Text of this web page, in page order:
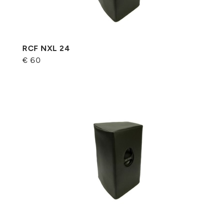
RCF NXL 24
€ 60